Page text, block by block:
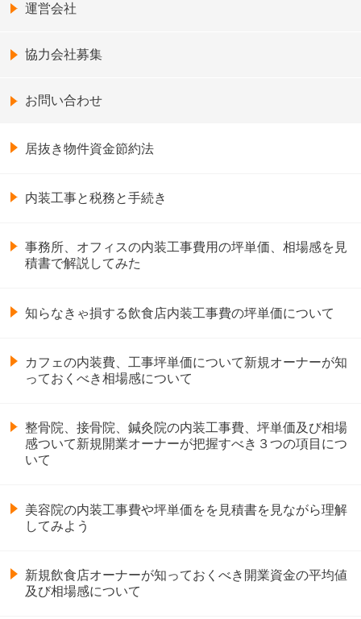
運営会社
協力会社募集
お問い合わせ
居抜き物件資金節約法
内装工事と税務と手続き
事務所、オフィスの内装工事費用の坪単価、相場感を見
積書で解説してみた
知らなきゃ損する飲食店内装工事費の坪単価について
カフェの内装費、工事坪単価について新規オーナーが知
っておくべき相場感について
整骨院、接骨院、鍼灸院の内装工事費、坪単価及び相場
感ついて新規開業オーナーが把握すべき３つの項目につ
いて
美容院の内装工事費や坪単価をを見積書を見ながら理解
してみよう
新規飲食店オーナーが知っておくべき開業資金の平均値
及び相場感について